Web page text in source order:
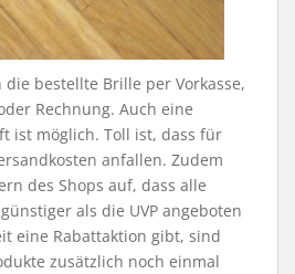
bestellte Brille per Vorkasse,
Rechnung. Auch eine
ist möglich. Toll ist, dass für
anfallen. Zudem
des Shops auf, dass alle
als die UVP angeboten
eine Rabattaktion gibt, sind
zusätzlich noch einmal